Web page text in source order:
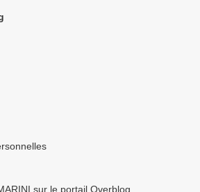
sur le portail Overblog